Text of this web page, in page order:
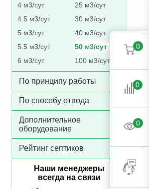
4 м3/сут
4.5 м3/сут
5 м3/сут
5.5 м3/сут
6 м3/сут
25 м3/сут
30 м3/сут
40 м3/сут
50 м3/сут
100 м3/сут
По принципу работы
По способу отвода
Дополнительное
оборудование
Рейтинг септиков
Наши менеджеры
всегда на связи
0
0
0